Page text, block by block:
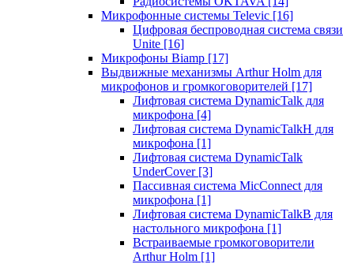
Микрофонные системы Televic [16]
Цифровая беспроводная система связи
Unite [16]
Микрофоны Biamp [17]
Выдвижные механизмы Arthur Holm для
микрофонов и громкоговорителей [17]
Лифтовая система DynamicTalk для
микрофона [4]
Лифтовая система DynamicTalkH для
микрофона [1]
Лифтовая система DynamicTalk
UnderCover [3]
Пассивная система MicConnect для
микрофона [1]
Лифтовая система DynamicTalkB для
настольного микрофона [1]
Встраиваемые громкоговорители
Arthur Holm [1]